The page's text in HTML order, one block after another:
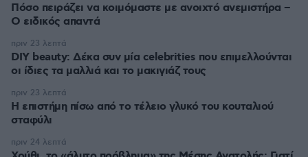
Πόσο πειράζει να κοιμόμαστε με ανοιχτό ανεμιστήρα –
Ο ειδικός απαντά
DIY beauty: Δέκα συν μία celebrities που επιμελλούνται
οι ίδιες τα μαλλιά και το μακιγιάζ τους
πριν 23 λεπτά
Η επιστήμη πίσω από το τέλειο γλυκό του κουταλιού
σταφύλι
πριν 23 λεπτά
πριν 24 λεπτά